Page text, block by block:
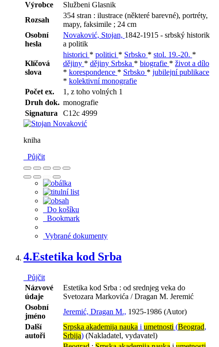
Výrobce
Službeni Glasnik
Rozsah
354 stran : ilustrace (některé barevné), portréty,
mapy, faksimile ; 24 cm
Osobní
hesla
Novaković, Stojan, 1842-1915 - srbský historik
a politik
Klíčová
slova
historici * politici * Srbsko * stol. 19.-20. *
dějiny * dějiny Srbska * biografie * život a dílo
* korespondence * Srbsko * jubilejní publikace
* kolektivní monografie
Počet ex.
1, z toho volných 1
Druh dok. monografie
Signatura
C12c 4999
kniha
Půjčit
Do košíku
Bookmark
Vybrané dokumenty
4.Estetika kod Srba
Půjčit
Názvové
údaje
Estetika kod Srba : od srednjeg veka do
Svetozara Markovića / Dragan M. Jeremić
Osobní
jméno
Jeremić, Dragan M., 1925-1986 (Autor)
Další
autoři
Srpska akademija nauka i umetnosti (Beograd,
Srbija) (Nakladatel, vydavatel)